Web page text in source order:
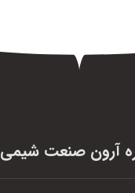
آرون صنعت شیمی